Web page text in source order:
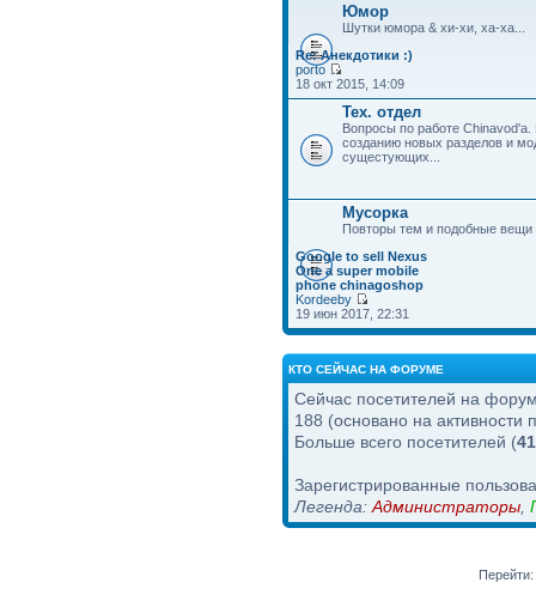
Юмор
Шутки юмора & хи-хи, ха-ха...
Re: Анекдотики :)
porto
18 окт 2015, 14:09
Тех. отдел
Вопросы по работе
созданию новых разделов и
сущестующих...
Мусорка
Повторы тем и подобные вещи
Google to sell Nexus
One a super mobile
phone chinagoshop
Kordeeby
19 июн 2017, 22:31
КТО СЕЙЧАС НА ФОРУМЕ
Сейчас посетителей на
188 (основано на активности
Больше всего посетителей (
Зарегистрированные
Легенда: Администраторы
Перейти: